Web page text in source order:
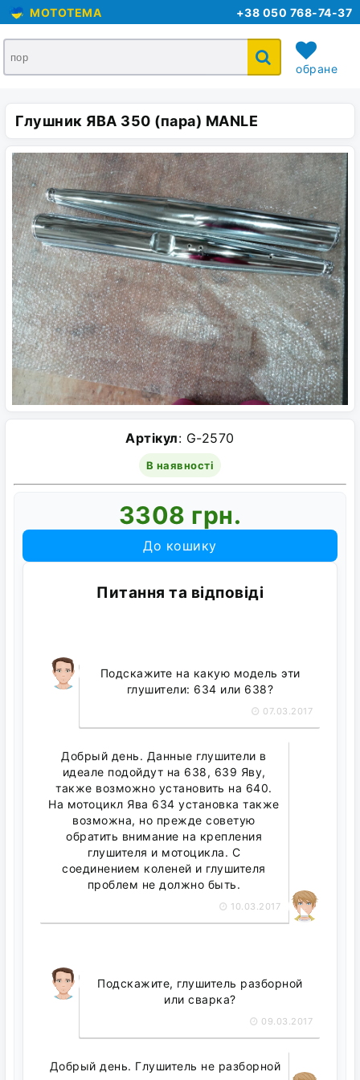
MOTOTEMA +38 050 768-74-37
обране
Глушник ЯВА 350 (пара) MANLE
Артікул: G-2570
В наявності
3308 грн.
До кошику
Питання та відповіді
Подскажите на какую модель эти
глушители: 634 или 638?
07.03.2017
Добрый день. Данные глушители в
идеале подойдут на 638, 639 Яву,
также возможно установить на 640.
На мотоцикл Ява 634 установка также
возможна, но прежде советую
обратить внимание на крепления
глушителя и мотоцикла. С
соединением коленей и глушителя
проблем не должно быть.
10.03.2017
Подскажите, глушитель разборной
или сварка?
09.03.2017
Добрый день. Глушитель не разборной